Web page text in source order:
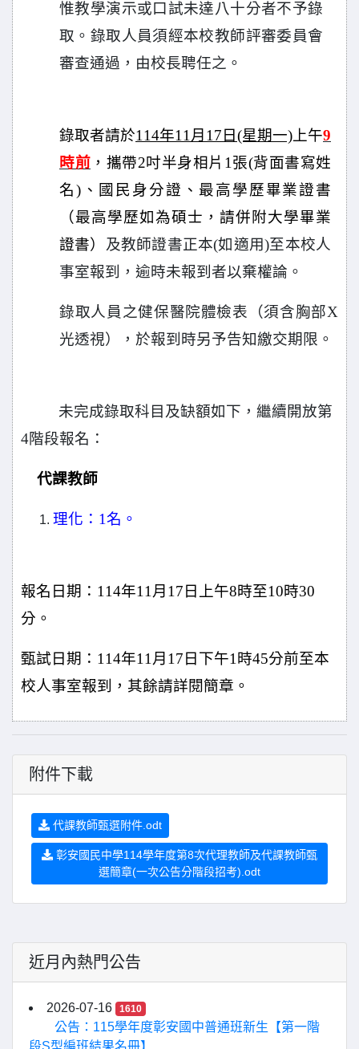
惟教學演示或口試未達八十分者不予錄
取。錄取人員須經本校教師評審委員會
審查通過，由校長聘任之。
錄取者請於114年11月17日(星期一) 上午9
時前 ，攜帶2吋半身相片1張(背面書寫姓
名)、國民身分證、最高學歷畢業證書
（最高學歷如為碩士，請併附大學畢業
證書） 及教師證書正本(如適用)至本校人
事室報到，逾時未報到者以棄權論。
錄取人員之健保醫院體檢表（須含胸部X
光透視），於報到時另予告知繳交期限。
未完成錄取科目及缺額如下，繼續開放第
4階段報名：
代課教師
理化：1名。
報名日期：114年11月17日上午8時至10時30
分。
甄試日期：114年11月17日下午1時45分前至本
校人事室報到，其餘請詳閱簡章。
附件下載
代課教師甄選附件.odt
彰安國民中學114學年度第8次代理教師及代課教師甄
選簡章(一次公告分階段招考).odt
近月內熱門公告
2026-07-16 1610
公告：115學年度彰安國中普通班新生【第一階
段S型編班結果名冊】